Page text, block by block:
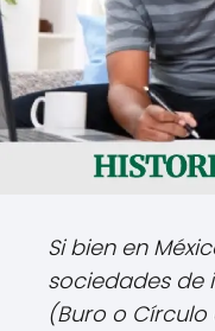
Si bien en
sociedades de
(Buro o